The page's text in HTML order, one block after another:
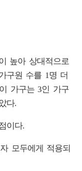
높아 상대적으로
구원 수를 1명 더
가구는 3인 가구
다.
이다.
모두에게 적용되